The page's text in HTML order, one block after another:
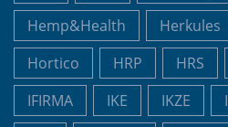
Hemp&Health
Herkules
Hortico
HRP HRS
IFIRMA
IKE IKZE